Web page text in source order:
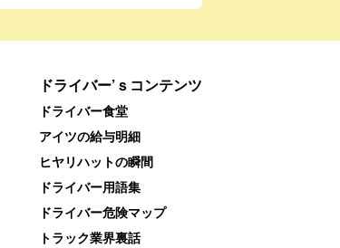
ドライバー’ｓコンテンツ
ドライバー食堂
アイツの給与明細
ヒヤリハットの瞬間
ドライバー用語集
ドライバー危険マップ
トラック業界裏話